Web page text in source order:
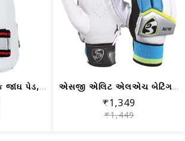
એસજી પ્રો આંતરિક જાંઘ પેડ, પુખ્ત એસજી એલિટ એલએચ બેટિંગ ગ્લોવ્સ, પુરુષો...
₹1,349
₹1,449